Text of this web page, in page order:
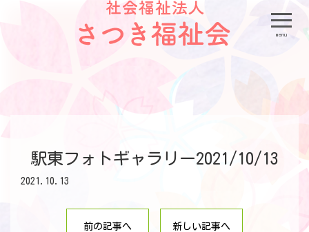
menu
駅東フォトギャラリー2021/10/13
2021.10.13
前の記事へ 新しい記事へ